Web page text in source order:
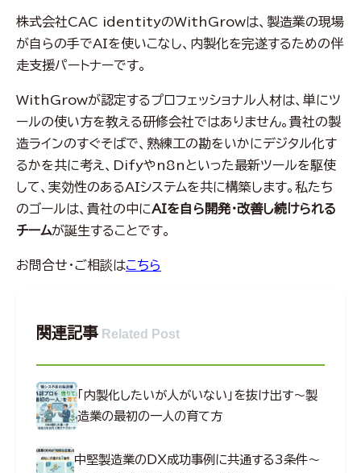
株式会社CAC identityのWithGrowは、製造業の現場
が自らの手でAIを使いこなし、内製化を完遂するための伴
走支援パートナーです。
WithGrowが認定するプロフェッショナル人材は、単にツ
ールの使い方を教える研修会社ではありません。貴社の製
造ラインのすぐそばで、熟練工の勘をいかにデジタル化す
るかを共に考え、Difyやn8nといった最新ツールを駆使
して、実効性のあるAIシステムを共に構築します。私たち
のゴールは、貴社の中にAIを自ら開発・改善し続けられる
チームが誕生することです。
お問合せ・ご相談はこちら
関連記事 Related Post
「内製化したいが人がいない」を抜け出す～製
造業の最初の一人の育て方
中堅製造業のDX成功事例に共通する3条件～